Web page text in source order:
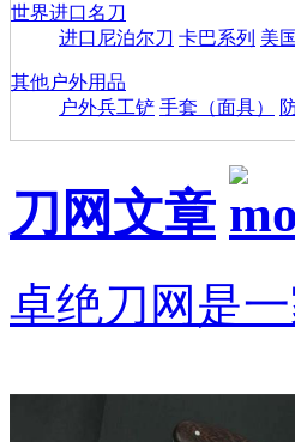
世界进口名刀
进口尼泊尔刀 卡巴系列 美
其他户外用品
户外兵工铲 手套（面具）
刀网文章
卓绝刀网是